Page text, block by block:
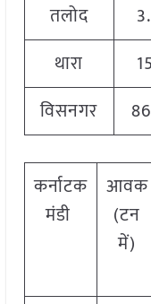
तलोद
थारा
विसनगर
कर्नाटक
मंडी
आवक
(टन
में)